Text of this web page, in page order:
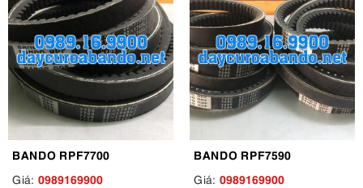
BANDO RPF7700
Giá: 0989169900
BANDO RPF7590
Giá: 0989169900